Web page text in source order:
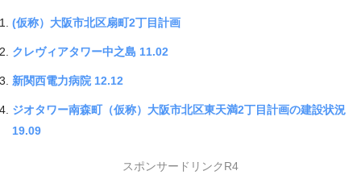
(仮称）大阪市北区扇町2丁目計画
クレヴィアタワー中之島 11.02
新関西電力病院 12.12
ジオタワー南森町（仮称）大阪市北区東天満2丁目計画の建設状況
19.09
スポンサードリンクR4